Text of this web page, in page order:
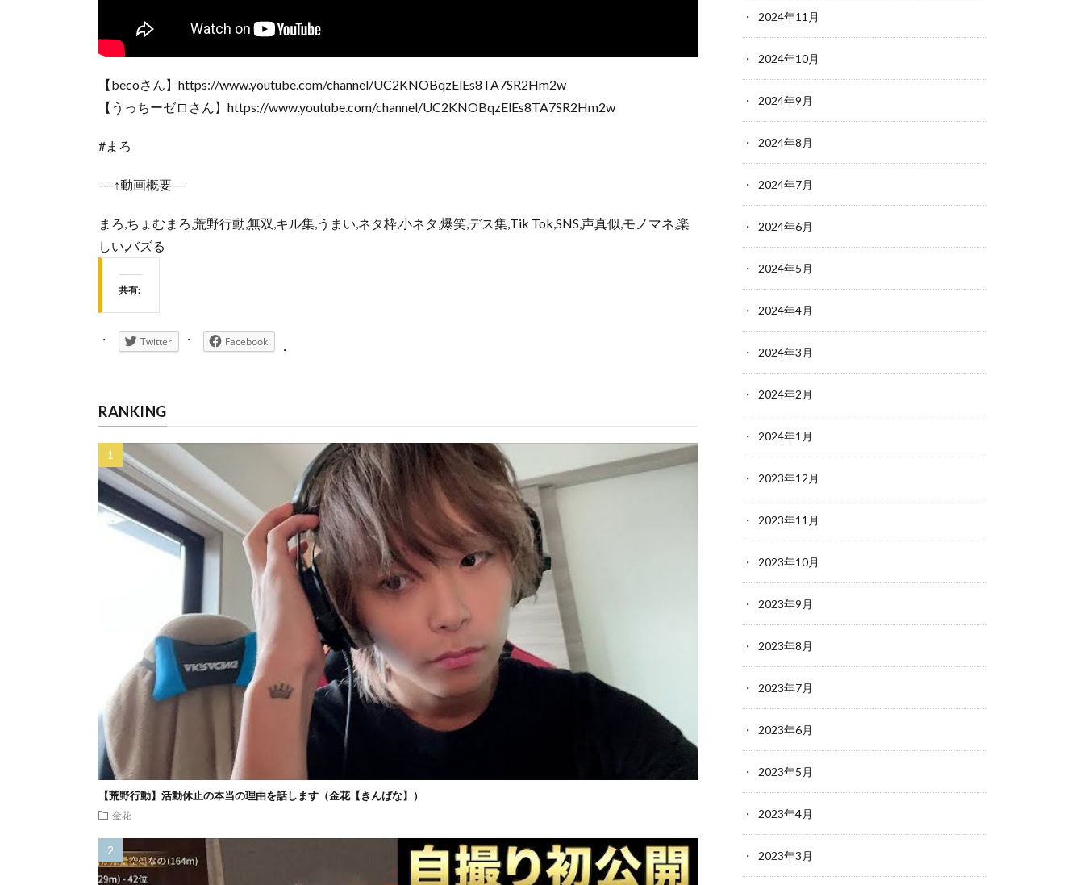
【becoさん】https://www.youtube.com/channel/UC2KNOBqzElEs8TA7SR2Hm2w
【うっちーゼロさん】https://www.youtube.com/channel/UC2KNOBqzElEs8TA7SR2Hm2w
#まろ
—-↑動画概要—-
まろ,ちょむまろ,荒野行動,無双,キル集,うまい,ネタ枠,小ネタ,爆笑,デス集,Tik Tok,SNS,声真似,モノマネ,楽
しい,バズる
共有:
Twitter Facebook
RANKING
【荒野行動】活動休止の本当の理由を話します（金花【きんばな】）
金花
2024年11月
2024年10月
2024年9月
2024年8月
2024年7月
2024年6月
2024年5月
2024年4月
2024年3月
2024年2月
2024年1月
2023年12月
2023年11月
2023年10月
2023年9月
2023年8月
2023年7月
2023年6月
2023年5月
2023年4月
2023年3月